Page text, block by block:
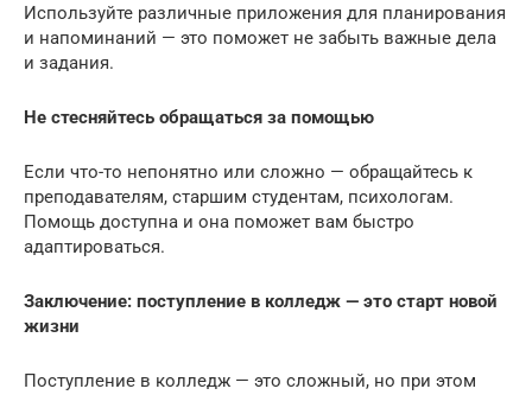
Используйте различные приложения для планирования
и напоминаний — это поможет не забыть важные дела
и задания.
Не стесняйтесь обращаться за помощью
Если что-то непонятно или сложно — обращайтесь к
преподавателям, старшим студентам, психологам.
Помощь доступна и она поможет вам быстро
адаптироваться.
Заключение: поступление в колледж — это старт новой
жизни
Поступление в колледж — это сложный, но при этом